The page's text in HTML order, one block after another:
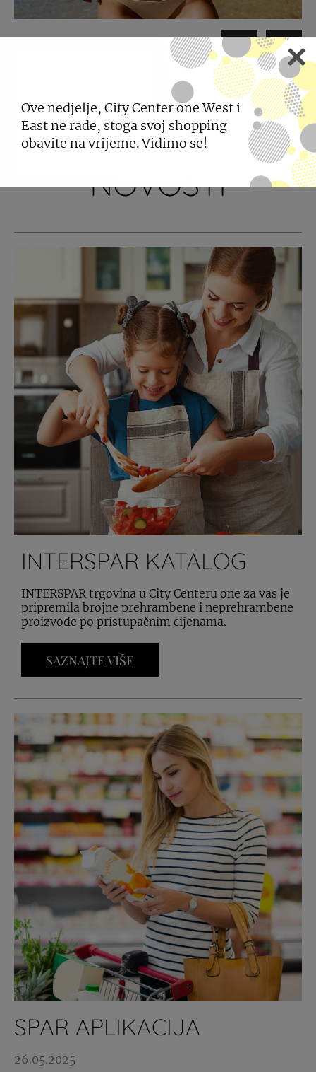
PODIJELI
POGLEDAJTE JOŠ
NOVOSTI
INTERSPAR KATALOG
INTERSPAR trgovina u City Centeru one za vas je
pripremila brojne prehrambene i neprehrambene
proizvode po pristupačnim cijenama.
SAZNAJTE VIŠE
SPAR APLIKACIJA
26.05.2025
Ove nedjelje, City Center one West i
East ne rade, stoga svoj shopping
obavite na vrijeme. Vidimo se!